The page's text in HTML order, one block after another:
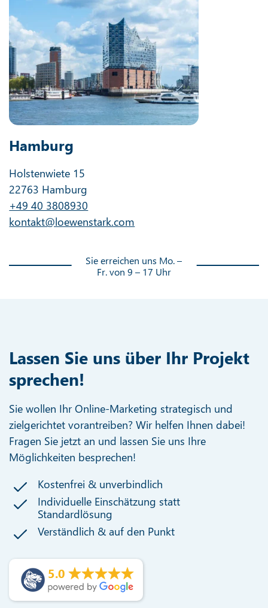
Hamburg
Holstenwiete 15
22763 Hamburg
+49 40 3808930
kontakt@loewenstark.com
Sie erreichen uns Mo. –
Fr. von 9 – 17 Uhr
Lassen Sie uns über Ihr Projekt
sprechen!
Sie wollen Ihr Online-Marketing strategisch und
zielgerichtet vorantreiben? Wir helfen Ihnen dabei!
Fragen Sie jetzt an und lassen Sie uns Ihre
Möglichkeiten besprechen!
Kostenfrei & unverbindlich
Individuelle Einschätzung statt
Standardlösung
Verständlich & auf den Punkt
5.0